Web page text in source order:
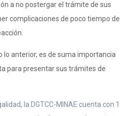
a no postergar el trámite de sus
complicaciones de poco tiempo de
lo anterior, es de suma importancia
para presentar sus trámites de
la DGTCC-MINAE cuenta con 1